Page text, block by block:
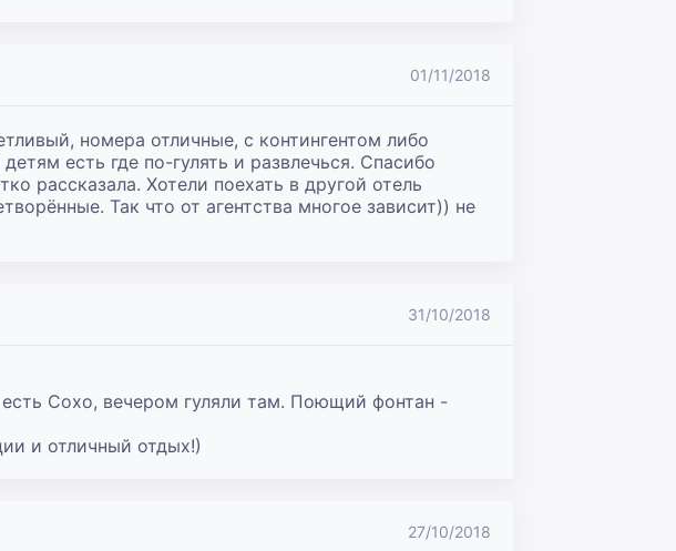
01/11/2018
номера отличные, с контингентом либо
есть где по-гулять и развлечься. Спасибо
рассказала. Хотели поехать в другой отель
Так что от агентства многое зависит)) не
31/10/2018
Сохо, вечером гуляли там. Поющий фонтан -
и отличный отдых!)
27/10/2018